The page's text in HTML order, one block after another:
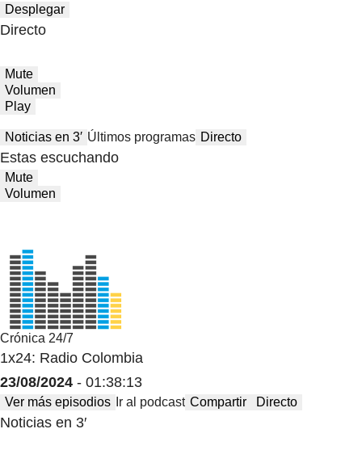
Desplegar
Directo
Mute
Volumen
Play
Noticias en 3′ Últimos programas Directo
Estas escuchando
Mute
Volumen
Crónica 24/7
1x24: Radio Colombia
23/08/2024 - 01:38:13
Ver más episodios Ir al podcast Compartir Directo
Noticias en 3′